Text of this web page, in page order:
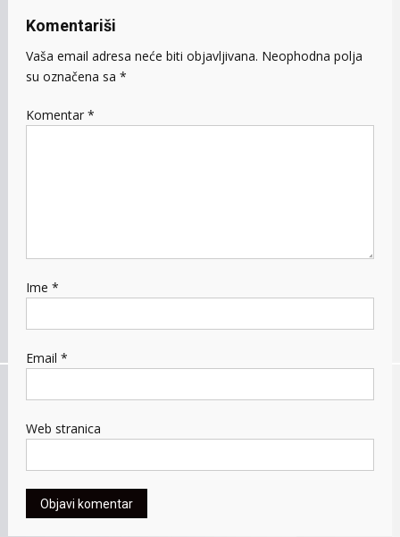
Komentariši
Vaša email adresa neće biti objavljivana. Neophodna polja
su označena sa *
Komentar *
Ime *
Email *
Web stranica